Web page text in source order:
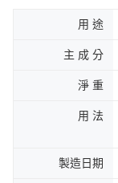
用 途
主 成 分
淨 重
用 法
製造日期